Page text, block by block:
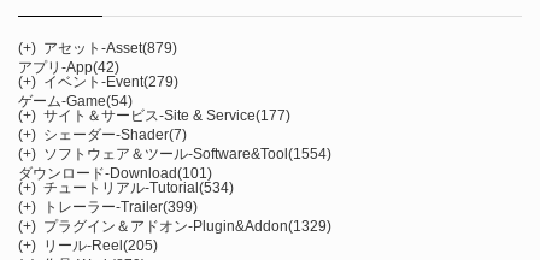
(+) アセット-Asset(879)
アプリ-App(42)
(+) イベント-Event(279)
ゲーム-Game(54)
(+) サイト＆サービス-Site & Service(177)
(+) シェーダー-Shader(7)
(+) ソフトウェア＆ツール-Software&Tool(1554)
ダウンロード-Download(101)
(+) チュートリアル-Tutorial(534)
(+)
トレーラー-Trailer(399)
(+) プラグイン＆アドオン-Plugin&Addon(1329)
(+) リール-Reel(205)